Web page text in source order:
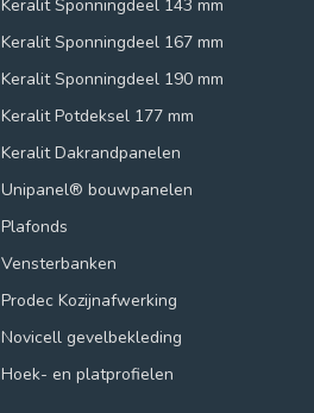
Keralit Sponningdeel 143 mm
Keralit Sponningdeel 167 mm
Keralit Sponningdeel 190 mm
Keralit Potdeksel 177 mm
Keralit Dakrandpanelen
Unipanel® bouwpanelen
Plafonds
Vensterbanken
Prodec Kozijnafwerking
Novicell gevelbekleding
Hoek- en platprofielen